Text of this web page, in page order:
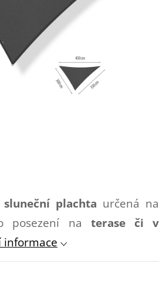
sluneční plachta určená na
posezení na terase či v
informace